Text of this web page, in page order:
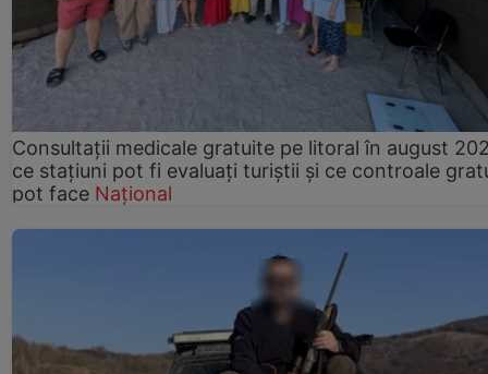
Consultații medicale gratuite pe litoral în august
ce stațiuni pot fi evaluați turiștii și ce controale
pot face Național